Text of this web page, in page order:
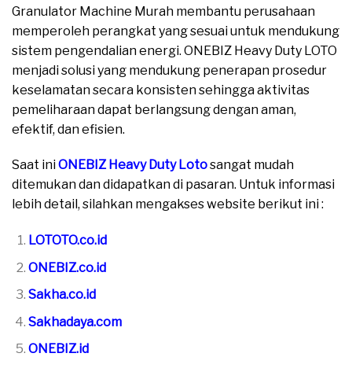
Granulator Machine Murah membantu perusahaan
memperoleh perangkat yang sesuai untuk mendukung
sistem pengendalian energi. ONEBIZ Heavy Duty LOTO
menjadi solusi yang mendukung penerapan prosedur
keselamatan secara konsisten sehingga aktivitas
pemeliharaan dapat berlangsung dengan aman,
efektif, dan efisien.
Saat iniONEBIZ Heavy Duty Lotosangat mudah
ditemukan dan didapatkan di pasaran. Untuk informasi
lebih detail, silahkan mengakses website berikut ini :
LOTOTO.co.id
ONEBIZ.co.id
Sakha.co.id
Sakhadaya.com
ONEBIZ.id